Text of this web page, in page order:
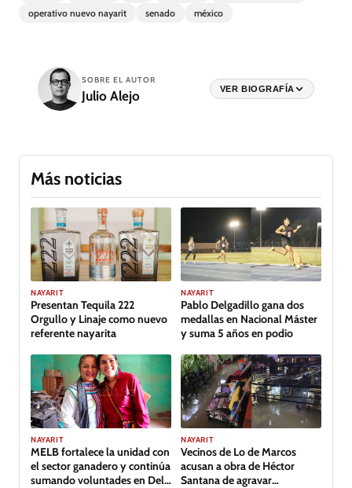
operativo nuevo nayarit
senado méxico
SOBRE EL AUTOR
Julio Alejo VER BIOGRAFÍA
Más noticias
GALERÍA
NAYARIT
Presentan Tequila 222
Orgullo y Linaje como nuevo
referente nayarita
NAYARIT
Pablo Delgadillo gana dos
medallas en Nacional Máster
y suma 5 años en podio
NAYARIT
MELB fortalece la unidad con
el sector ganadero y continúa
sumando voluntades en Del
NAYARIT
Vecinos de Lo de Marcos
acusan a obra de Héctor
Santana de agravar